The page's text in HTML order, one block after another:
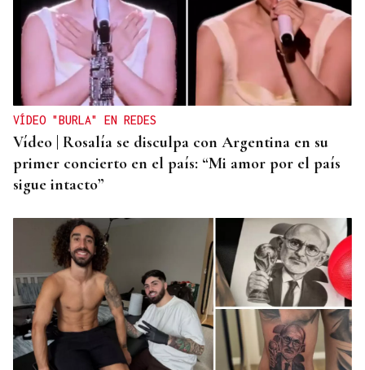
VÍDEO "BURLA" EN REDES
Vídeo | Rosalía se disculpa con Argentina en su
primer concierto en el país: “Mi amor por el país
sigue intacto”